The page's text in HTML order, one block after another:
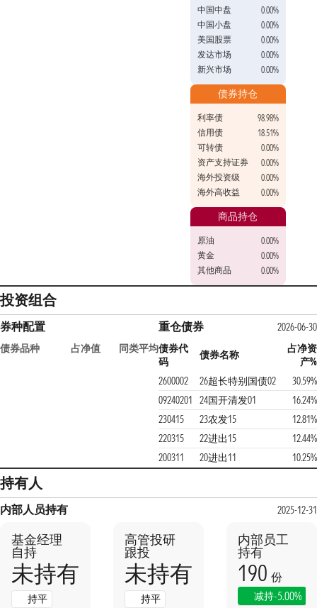
中国中盘
0.00%
中国小盘
0.00%
美国股票
0.00%
发达市场
0.00%
新兴市场
0.00%
债券持仓
利率债
98.98%
信用债
18.51%
可转债
0.00%
资产支持证券
0.00%
海外投资级
0.00%
海外高收益
0.00%
商品持仓
原油
0.00%
黄金
0.00%
其他商品
0.00%
投资组合
券种配置
债券品种 占净值 同类平均
重仓债券
2026-06-30
债券代
码
债券名称
占净资
产%
2600002
26超长特别国债02
30.59%
09240201
24国开清发01
16.24%
230415
23农发15
12.81%
220315
22进出15
12.44%
200311
20进出11 10.25%
持有人
内部人员持有 2025-12-31
基金经理
自持
未持有
持平
高管投研
跟投
未持有
持平
内部员工
持有
190 份
减持-5.00%